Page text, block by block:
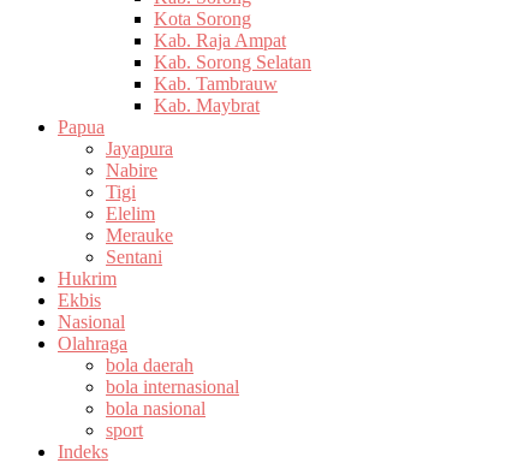
Kota Sorong
Kab. Raja Ampat
Kab. Sorong Selatan
Kab. Tambrauw
Kab. Maybrat
Papua
Jayapura
Nabire
Tigi
Elelim
Merauke
Sentani
Hukrim
Ekbis
Nasional
Olahraga
bola daerah
bola internasional
bola nasional
sport
Indeks